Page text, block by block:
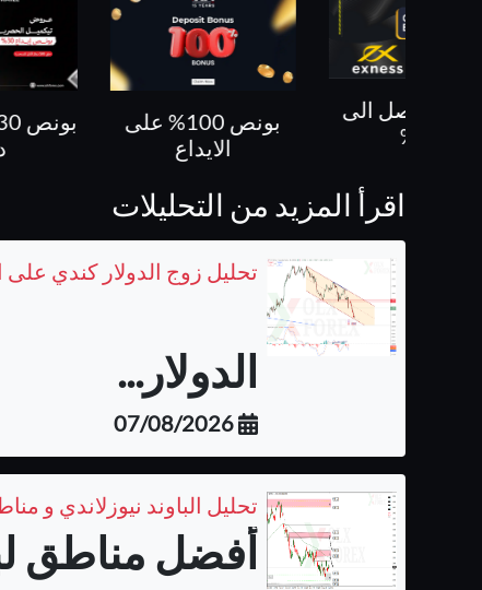
بونص 100% على
الايداع
بونص 30% حتى 500
دولار
كل
اقرأ المزيد من التحليلات
تحليل زوج الدولار كندي
الدولار...
07/08/2026
تحليل الباوند نيوزلاندي و
أفضل مناطق